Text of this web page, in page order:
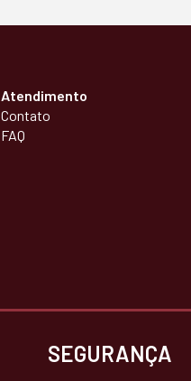
Atendimento
Contato
FAQ
SEGURANÇA